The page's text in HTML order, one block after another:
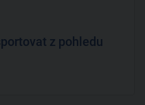
z pohledu